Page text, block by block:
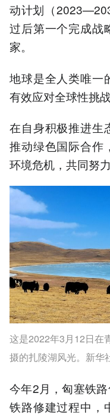
动计划（
过后第一个完成战
家。
地球是全人类唯一
有效应对全球性挑战
在自身积极推进生
推动绿色国际合作
环境危机，共同努
这是2022年3月12日在
摄的扎陵湖风光。新华
今年2月，匈塞铁路
铁路修建过程中，